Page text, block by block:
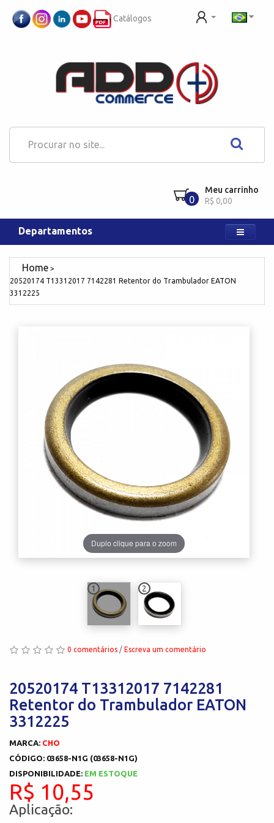
Catálogos
0
Meu carrinho
R$ 0,00
Departamentos
20520174 T13312017 7142281 Retentor do Trambulador EATON
3312225
1 2
Duplo clique para o zoom
0 comentários / Escreva um comentário
20520174 T13312017 7142281
Retentor do Trambulador EATON
3312225
MARCA: CHO
CÓDIGO: 03658-N1G (03658-N1G)
DISPONIBILIDADE: EM ESTOQUE
R$ 10,55
Aplicação: